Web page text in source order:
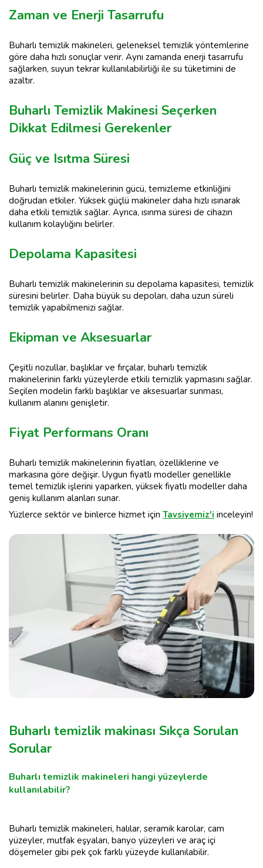
Zaman ve Enerji Tasarrufu
Buharlı temizlik makineleri, geleneksel temizlik yöntemlerine
göre daha hızlı sonuçlar verir. Aynı zamanda enerji tasarrufu
sağlarken, suyun tekrar kullanılabilirliği ile su tüketimini de
azaltır.
Buharlı Temizlik Makinesi Seçerken
Dikkat Edilmesi Gerekenler
Güç ve Isıtma Süresi
Buharlı temizlik makinelerinin gücü, temizleme etkinliğini
doğrudan etkiler. Yüksek güçlü makineler daha hızlı ısınarak
daha etkili temizlik sağlar. Ayrıca, ısınma süresi de cihazın
kullanım kolaylığını belirler.
Depolama Kapasitesi
Buharlı temizlik makinelerinin su depolama kapasitesi, temizlik
süresini belirler. Daha büyük su depoları, daha uzun süreli
temizlik yapabilmenizi sağlar.
Ekipman ve Aksesuarlar
Çeşitli nozullar, başlıklar ve fırçalar, buharlı temizlik
makinelerinin farklı yüzeylerde etkili temizlik yapmasını sağlar.
Seçilen modelin farklı başlıklar ve aksesuarlar sunması,
kullanım alanını genişletir.
Fiyat Performans Oranı
Buharlı temizlik makinelerinin fiyatları, özelliklerine ve
markasına göre değişir. Uygun fiyatlı modeller genellikle
temel temizlik işlerini yaparken, yüksek fiyatlı modeller daha
geniş kullanım alanları sunar.
Yüzlerce sektör ve binlerce hizmet için Tavsiyemiz'i inceleyin!
Buharlı temizlik makinası Sıkça Sorulan
Sorular
Buharlı temizlik makineleri hangi yüzeylerde
kullanılabilir?
Buharlı temizlik makineleri, halılar, seramik karolar, cam
yüzeyler, mutfak eşyaları, banyo yüzeyleri ve araç içi
döşemeler gibi pek çok farklı yüzeyde kullanılabilir.